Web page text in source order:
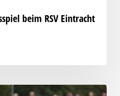
beim RSV Eintracht